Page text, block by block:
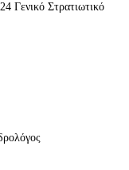
Γενικό Στρατιωτικό